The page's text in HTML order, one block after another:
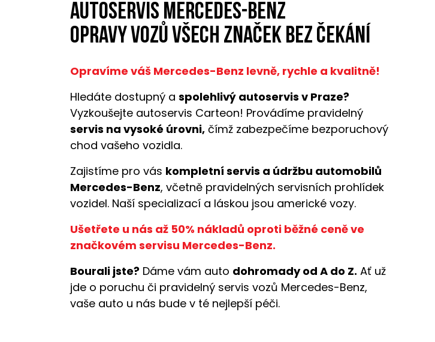
Autoservis Mercedes-Benz
opravy vozů všech značek bez čekání
Opravíme váš Mercedes-Benz levně, rychle a kvalitně!
Hledáte dostupný a spolehlivý autoservis v Praze?
Vyzkoušejte autoservis Carteon! Provádíme pravidelný
servis na vysoké úrovni, čímž zabezpečíme bezporuchový
chod vašeho vozidla.
Zajistíme pro vás kompletní servis a údržbu automobilů
Mercedes-Benz, včetně pravidelných servisních prohlídek
vozidel. Naší specializací a láskou jsou americké vozy.
Ušetřete u nás až 50% nákladů oproti běžné ceně ve
značkovém servisu Mercedes-Benz.
Bourali jste? Dáme vám auto dohromady od A do Z. Ať už
jde o poruchu či pravidelný servis vozů Mercedes-Benz,
vaše auto u nás bude v té nejlepší péči.